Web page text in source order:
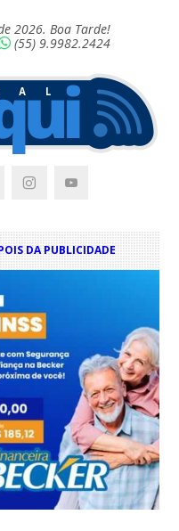
2026. Boa Tarde!
(55) 9.9982.2424
DA PUBLICIDADE